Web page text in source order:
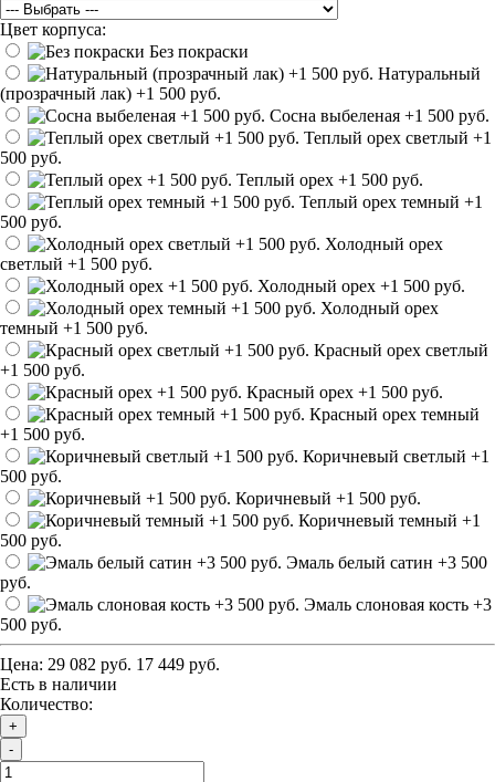
Цвет корпуса:
Без покраски
Натуральный
(прозрачный лак) +1 500 руб.
Сосна выбеленая +1 500 руб.
Теплый орех светлый +1
500 руб.
Теплый орех +1 500 руб.
Теплый орех темный +1
500 руб.
Холодный орех
светлый +1 500 руб.
Холодный орех +1 500 руб.
Холодный орех
темный +1 500 руб.
Красный орех светлый
+1 500 руб.
Красный орех +1 500 руб.
Красный орех темный
+1 500 руб.
Коричневый светлый +1
500 руб.
Коричневый +1 500 руб.
Коричневый темный +1
500 руб.
Эмаль белый сатин +3 500
руб.
Эмаль слоновая кость +3
500 руб.
Цена: 29 082 руб. 17 449 руб.
Есть в наличии
Количество:
+
-